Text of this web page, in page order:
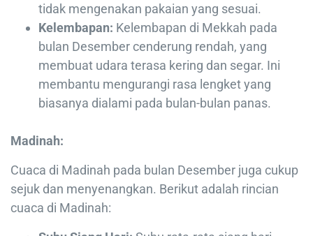
tidak mengenakan pakaian yang sesuai.
Kelembapan: Kelembapan di Mekkah pada
bulan Desember cenderung rendah, yang
membuat udara terasa kering dan segar. Ini
membantu mengurangi rasa lengket yang
biasanya dialami pada bulan-bulan panas.
Madinah:
Cuaca di Madinah pada bulan Desember juga cukup
sejuk dan menyenangkan. Berikut adalah rincian
cuaca di Madinah: